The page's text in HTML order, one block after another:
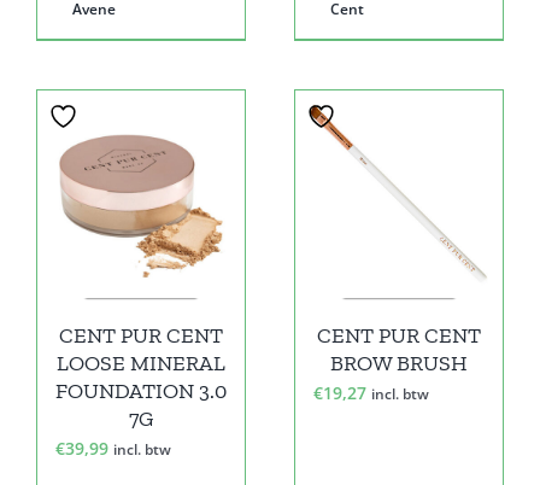
Avene
Cent
CENT PUR CENT
LOOSE MINERAL
FOUNDATION 3.0
7G
€39,99 incl. btw
CENT PUR CENT
BROW BRUSH
€19,27 incl. btw